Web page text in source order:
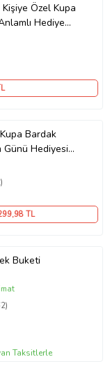
Kişiye Özel Kupa
Hediye
(Beyaz)
Bardak
Günü Hediyesi
Babaya
Kardeşe
Yıl Dönümü
,98 TL
Buketi
Taksitlerle